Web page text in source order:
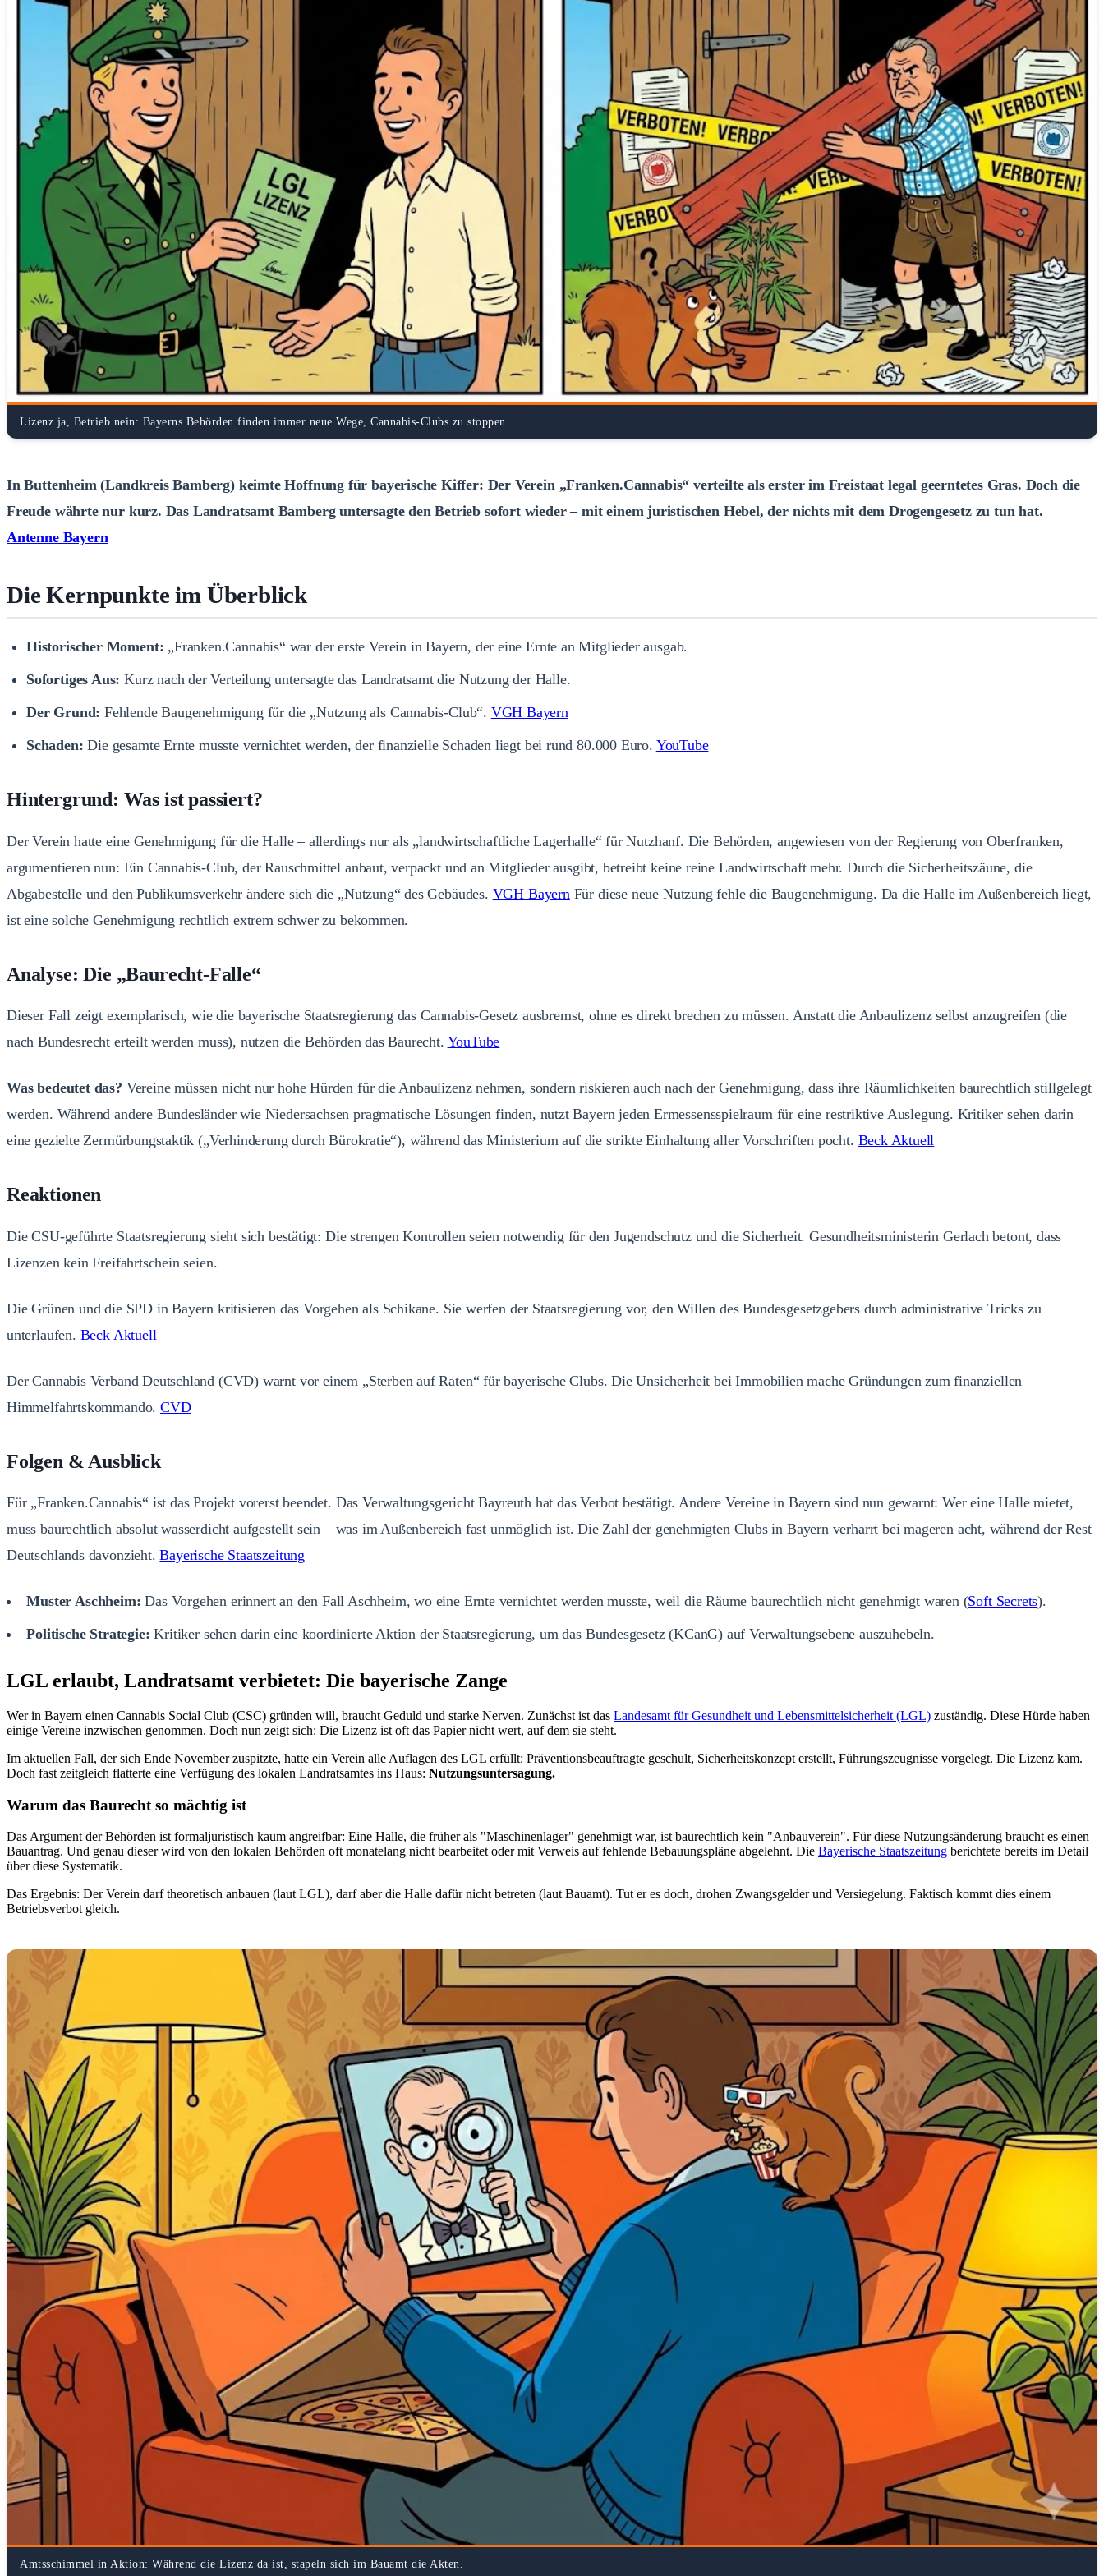
Lizenz ja, Betrieb nein: Bayerns Behörden finden immer neue Wege, Cannabis-Clubs zu stoppen.
In Buttenheim (Landkreis Bamberg) keimte Hoffnung für bayerische Kiffer: Der Verein „Franken.Cannabis“ verteilte als erster im Freistaat legal geerntetes Gras. Doch die
Freude währte nur kurz. Das Landratsamt Bamberg untersagte den Betrieb sofort wieder – mit einem juristischen Hebel, der nichts mit dem Drogengesetz zu tun hat.
Antenne Bayern
Die Kernpunkte im Überblick
Historischer Moment: „Franken.Cannabis“ war der erste Verein in Bayern, der eine Ernte an Mitglieder ausgab.
Sofortiges Aus: Kurz nach der Verteilung untersagte das Landratsamt die Nutzung der Halle.
Der Grund: Fehlende Baugenehmigung für die „Nutzung als Cannabis-Club“. VGH Bayern
Schaden: Die gesamte Ernte musste vernichtet werden, der finanzielle Schaden liegt bei rund 80.000 Euro. YouTube
Hintergrund: Was ist passiert?
Der Verein hatte eine Genehmigung für die Halle – allerdings nur als „landwirtschaftliche Lagerhalle“ für Nutzhanf. Die Behörden, angewiesen von der Regierung von Oberfranken,
argumentieren nun: Ein Cannabis-Club, der Rauschmittel anbaut, verpackt und an Mitglieder ausgibt, betreibt keine reine Landwirtschaft mehr. Durch die Sicherheitszäune, die
Abgabestelle und den Publikumsverkehr ändere sich die „Nutzung“ des Gebäudes. VGH Bayern Für diese neue Nutzung fehle die Baugenehmigung. Da die Halle im Außenbereich liegt,
ist eine solche Genehmigung rechtlich extrem schwer zu bekommen.
Analyse: Die „Baurecht-Falle“
Dieser Fall zeigt exemplarisch, wie die bayerische Staatsregierung das Cannabis-Gesetz ausbremst, ohne es direkt brechen zu müssen. Anstatt die Anbaulizenz selbst anzugreifen (die
nach Bundesrecht erteilt werden muss), nutzen die Behörden das Baurecht. YouTube
Was bedeutet das? Vereine müssen nicht nur hohe Hürden für die Anbaulizenz nehmen, sondern riskieren auch nach der Genehmigung, dass ihre Räumlichkeiten baurechtlich stillgelegt
werden. Während andere Bundesländer wie Niedersachsen pragmatische Lösungen finden, nutzt Bayern jeden Ermessensspielraum für eine restriktive Auslegung. Kritiker sehen darin
eine gezielte Zermürbungstaktik („Verhinderung durch Bürokratie“), während das Ministerium auf die strikte Einhaltung aller Vorschriften pocht. Beck Aktuell
Reaktionen
Die CSU-geführte Staatsregierung sieht sich bestätigt: Die strengen Kontrollen seien notwendig für den Jugendschutz und die Sicherheit. Gesundheitsministerin Gerlach betont, dass
Lizenzen kein Freifahrtschein seien.
Die Grünen und die SPD in Bayern kritisieren das Vorgehen als Schikane. Sie werfen der Staatsregierung vor, den Willen des Bundesgesetzgebers durch administrative Tricks zu
unterlaufen. Beck Aktuell
Der Cannabis Verband Deutschland (CVD) warnt vor einem „Sterben auf Raten“ für bayerische Clubs. Die Unsicherheit bei Immobilien mache Gründungen zum finanziellen
Himmelfahrtskommando. CVD
Folgen & Ausblick
Für „Franken.Cannabis“ ist das Projekt vorerst beendet. Das Verwaltungsgericht Bayreuth hat das Verbot bestätigt. Andere Vereine in Bayern sind nun gewarnt: Wer eine Halle mietet,
muss baurechtlich absolut wasserdicht aufgestellt sein – was im Außenbereich fast unmöglich ist. Die Zahl der genehmigten Clubs in Bayern verharrt bei mageren acht, während der Rest
Deutschlands davonzieht.Bayerische Staatszeitung
Muster Aschheim: Das Vorgehen erinnert an den Fall Aschheim, wo eine Ernte vernichtet werden musste, weil die Räume baurechtlich nicht genehmigt waren (Soft Secrets).
Politische Strategie: Kritiker sehen darin eine koordinierte Aktion der Staatsregierung, um das Bundesgesetz (KCanG) auf Verwaltungsebene auszuhebeln.
LGL erlaubt, Landratsamt verbietet: Die bayerische Zange
Wer in Bayern einen Cannabis Social Club (CSC) gründen will, braucht Geduld und starke Nerven. Zunächst ist das Landesamt für Gesundheit und Lebensmittelsicherheit (LGL) zuständig. Diese Hürde haben
einige Vereine inzwischen genommen. Doch nun zeigt sich: Die Lizenz ist oft das Papier nicht wert, auf dem sie steht.
Im aktuellen Fall, der sich Ende November zuspitzte, hatte ein Verein alle Auflagen des LGL erfüllt: Präventionsbeauftragte geschult, Sicherheitskonzept erstellt, Führungszeugnisse vorgelegt. Die Lizenz kam.
Doch fast zeitgleich flatterte eine Verfügung des lokalen Landratsamtes ins Haus: Nutzungsuntersagung.
Warum das Baurecht so mächtig ist
Das Argument der Behörden ist formaljuristisch kaum angreifbar: Eine Halle, die früher als "Maschinenlager" genehmigt war, ist baurechtlich kein "Anbauverein". Für diese Nutzungsänderung braucht es einen
Bauantrag. Und genau dieser wird von den lokalen Behörden oft monatelang nicht bearbeitet oder mit Verweis auf fehlende Bebauungspläne abgelehnt. Die Bayerische Staatszeitung berichtete bereits im Detail
über diese Systematik.
Das Ergebnis: Der Verein darf theoretisch anbauen (laut LGL), darf aber die Halle dafür nicht betreten (laut Bauamt). Tut er es doch, drohen Zwangsgelder und Versiegelung. Faktisch kommt dies einem
Betriebsverbot gleich.
Amtsschimmel in Aktion: Während die Lizenz da ist, stapeln sich im Bauamt die Akten.